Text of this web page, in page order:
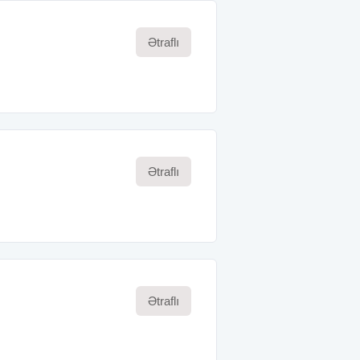
Ətraflı
Ətraflı
Ətraflı